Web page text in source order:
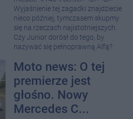
Wyjaśnienie tej zagadki znajdziecie
nieco później, tymczasem skupmy
się na rzeczach najistotniejszych.
Czy Junior dorósł do tego, by
nazywać się pełnoprawną Alfą?
Moto news: O tej
premierze jest
głośno. Nowy
Mercedes C...